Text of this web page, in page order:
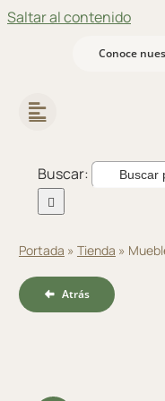
Saltar al contenido
Conoce
Buscar:
Portada » Tienda »
Atrás